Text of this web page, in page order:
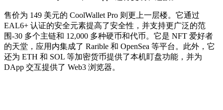
售价为 149 美元的 CoolWallet Pro 则更上一层楼。它通过
EAL6+ 认证的安全元素提高了安全性，并支持更广泛的范
围-30 多个主链和 12,000 多种硬币和代币。它是 NFT 爱好者
的天堂，应用内集成了 Rarible 和 OpenSea 等平台。此外，它
还为 ETH 和 SOL 等加密货币提供了本机盯盘功能，并为
DApp 交互提供了 Web3 浏览器。